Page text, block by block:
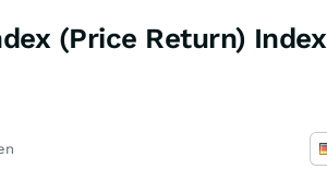
(Price Return) Index